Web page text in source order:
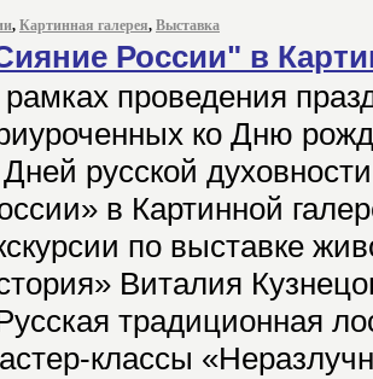
, Картинная галерея, Выставка
России" в
проведения
ко Дню
русской
в Картинной
по выставке
Виталия
традиционная
классы